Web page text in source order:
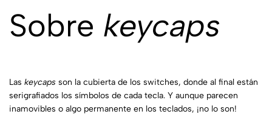
Sobre keycaps
Las keycaps son la cubierta de los switches, donde al final están
serigrafiados los símbolos de cada tecla. Y aunque parecen
inamovibles o algo permanente en los teclados, ¡no lo son!